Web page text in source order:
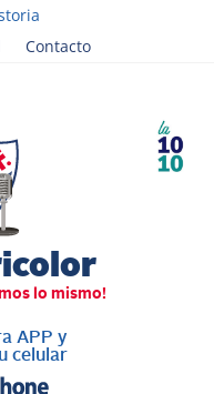
Contacto
APP y
celular